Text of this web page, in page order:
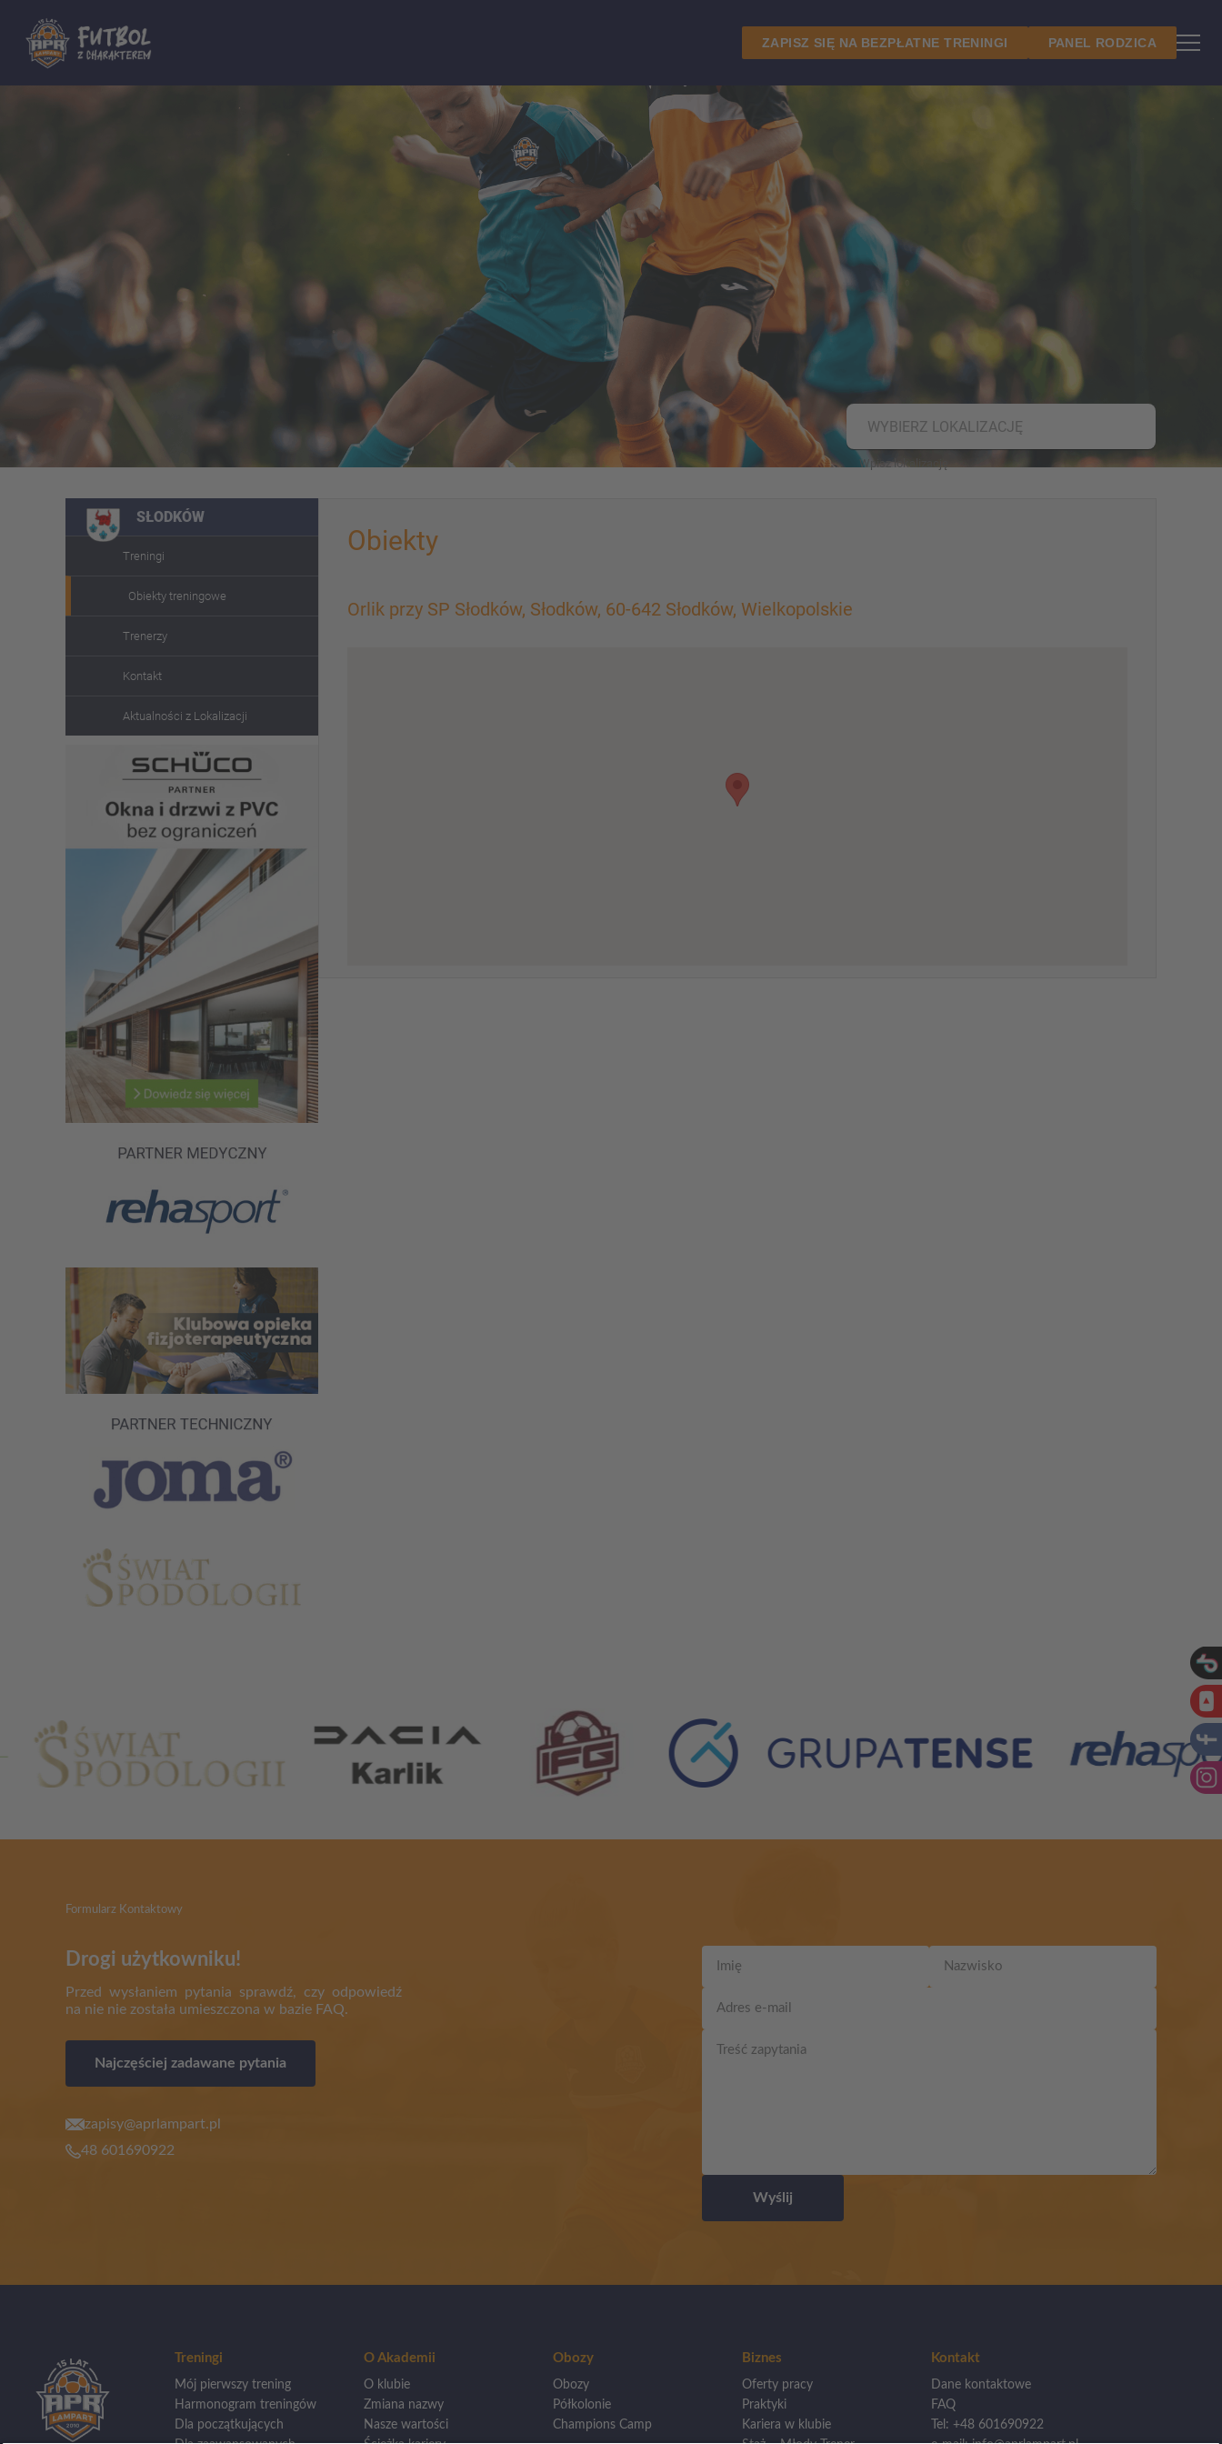
ZAPISZ SIĘ NA BEZPŁATNE TRENINGI PANEL RODZICA
WYBIERZ LOKALIZACJĘ
SŁODKÓW
Treningi
Obiekty treningowe
Trenerzy
Kontakt
Aktualności z Lokalizacji
Obiekty
Orlik przy SP Słodków, Słodków, 60-642 Słodków, Wielkopolskie
Formularz Kontaktowy
Drogi użytkowniku!
Przed wysłaniem pytania sprawdź, czy odpowiedź
na nie nie została umieszczona w bazie FAQ.
Najczęściej zadawane pytania
zapisy@aprlampart.pl
48 601690922
Wyślij
Treningi
Mój pierwszy trening
Harmonogram treningów
Dla początkujących
O Akademii
O klubie
Zmiana nazwy
Nasze wartości
Obozy
Obozy
Półkolonie
Champions Camp
Biznes
Oferty pracy
Praktyki
Kariera w klubie
Kontakt
Dane kontaktowe
FAQ
Tel: +48 601690922